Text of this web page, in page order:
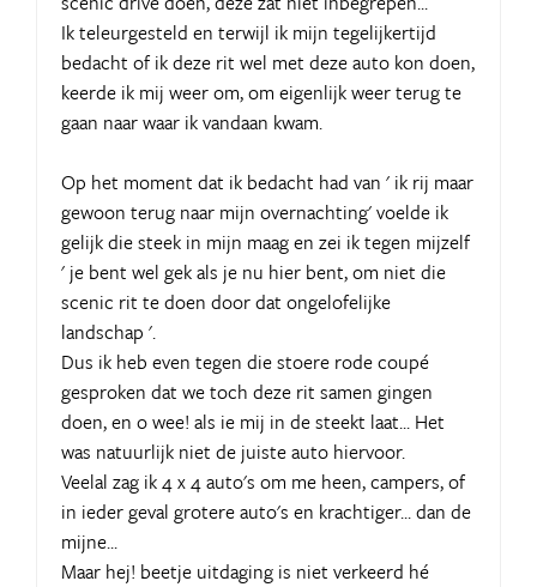
Ik teleurgesteld en terwijl ik mijn tegelijkertijd
bedacht of ik deze rit wel met deze auto kon doen,
keerde ik mij weer om, om eigenlijk weer terug te
gaan naar waar ik vandaan kwam.
Op het moment dat ik bedacht had van ' ik rij maar
gewoon terug naar mijn overnachting' voelde ik
gelijk die steek in mijn maag en zei ik tegen mijzelf
' je bent wel gek als je nu hier bent, om niet die
scenic rit te doen door dat ongelofelijke
landschap '.
Dus ik heb even tegen die stoere rode coupé
gesproken dat we toch deze rit samen gingen
doen, en o wee! als ie mij in de steekt laat... Het
was natuurlijk niet de juiste auto hiervoor.
Veelal zag ik 4 x 4 auto's om me heen, campers, of
in ieder geval grotere auto's en krachtiger... dan de
mijne...
Maar hej! beetje uitdaging is niet verkeerd hé